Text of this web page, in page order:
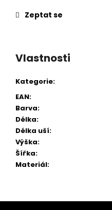
Zeptat se
Vlastnosti
Kategorie:
EAN:
Barva:
Délka:
Délka uší:
Výška:
Šířka:
Materiál: